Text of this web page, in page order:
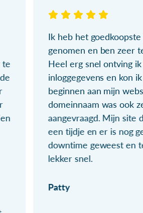
te
Ik heb het goedkoopste
genomen en ben zeer
Heel erg snel ontving
inloggegevens en kon ik
beginnen aan mijn
domeinnaam was ook
aangevraagd. Mijn site
een tijdje en er is nog
downtime geweest en
lekker snel.
Patty